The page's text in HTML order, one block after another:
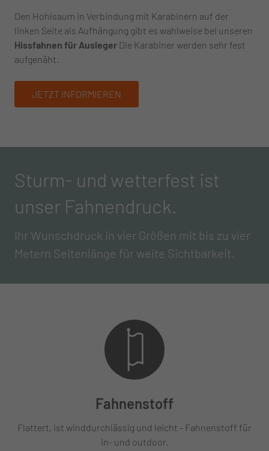
Den Hohlsaum in Verbindung mit Karabinern auf der
linken Seite als Aufhängung gibt es wahlweise bei unseren
Hissfahnen für Ausleger Die Karabiner werden sehr fest
aufgenäht.
JETZT INFORMIEREN
Sturm- und wetterfest ist
unser Fahnendruck.
Ihr Wunschdruck in vier Größen mit bis zu vier
Metern Seitenlänge für weite Sichtbarkeit.
Fahnenstoff
Flattert, ist winddurchlässig und leicht - Fahnenstoff für
in- und outdoor.